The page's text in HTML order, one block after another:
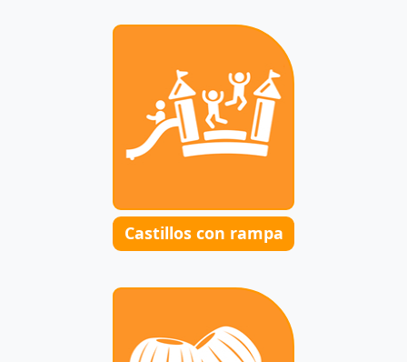
Castillos con rampa